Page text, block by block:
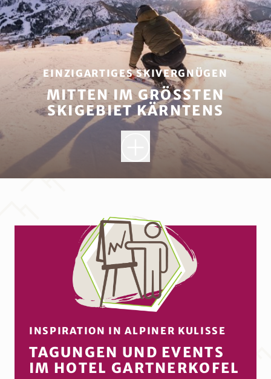
EINZIGARTIGES SKIVERGNÜGEN
MITTEN IM GRÖSSTEN S
KIGEBIET KÄRNTENS
AN DER PISTE
Mit den meistenSonnenstunden
den Alpen und100 %
Schneesicherheit
wird euer
Winterurlaub in unserem Familienhotel
zu einem unvergesslichen Erlebnis.
Startetdirekt auf die Piste– ohne
Die günstigsten Skipässe direkt im
Hotelan der Rezeption
INSPIRATION IN ALPINER KULISSE
TAGUNGEN UND EVENTS
IM HOTEL GARTNERKOFEL